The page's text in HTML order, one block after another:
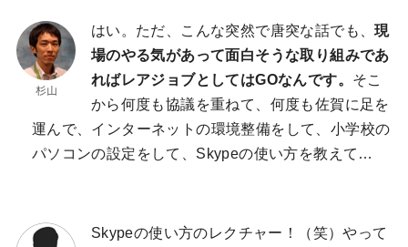
はい。ただ、こんな突然で唐突な話でも、現
場のやる気があって面白そうな取り組みであ
ればレアジョブとしてはGOなんです。 そこ
から何度も協議を重ねて、何度も佐賀に足を
運んで、インターネットの環境整備をして、小学校の
パソコンの設定をして、Skypeの使い方を教えて…
Skypeの使い方のレクチャー！（笑）やって